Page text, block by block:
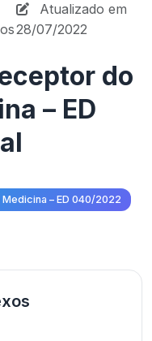
Atualizado em
28/07/2022
do
– ED
– ED 040/2022